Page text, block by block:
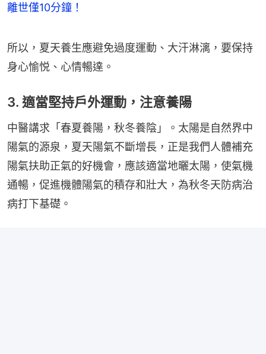
離世僅10分鐘！
所以，夏天養生應避免過度運動、大汗淋漓，要保持
身心愉悦、心情暢達。
3. 適當堅持戶外運動，注意養陽
中醫講求「春夏養陽，秋冬養陰」。太陽是自然界中
陽氣的源泉，夏天陽氣不斷增長，正是我們人體補充
陽氣扶助正氣的好機會，應該適當地曬太陽，使氣機
通暢，促進機體陽氣的積存和壯大，為秋冬天防病治
病打下基礎。